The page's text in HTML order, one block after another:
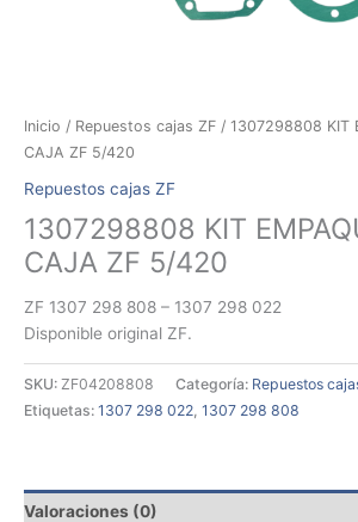
Inicio / Repuestos cajas ZF / 1307298808 KIT
CAJA ZF 5/420
Repuestos cajas ZF
1307298808 KIT
CAJA ZF 5/420
ZF 1307 298 808 – 1307 298 022
Disponible original ZF.
SKU: ZF04208808 Categoría: Repuestos
Etiquetas: 1307 298 022 1307 298 808
Valoraciones (0)